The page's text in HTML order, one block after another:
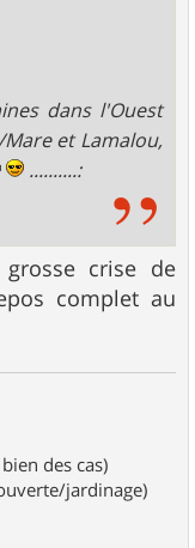
dans l'Ouest
et Lamalou,
..........:
crise de
complet au
des cas)
jardinage)